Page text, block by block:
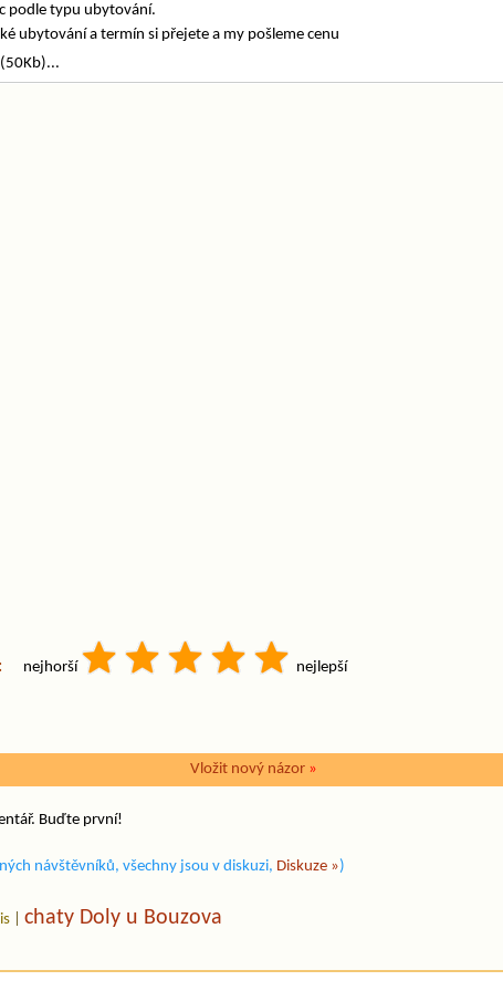
podle typu ubytování.
ubytování a termín si přejete a my pošleme cenu
(50Kb)...
nejhorší nejlepší
Vložit nový názor »
Buďte první!
návštěvníků, všechny jsou v diskuzi, Diskuze »)
|chaty Doly u Bouzova